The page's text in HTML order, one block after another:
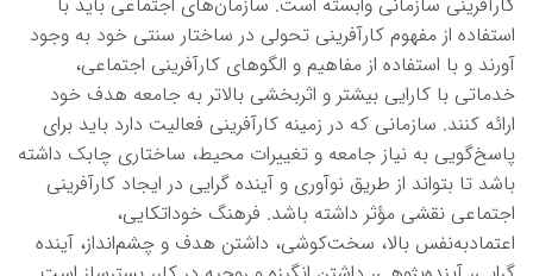
استفاده از مفهوم کارآفرینی تحولی در ساختار سنتی خود به وجود
آورند و با استفاده از مفاهیم و الگوهای کارآفرینی اجتماعی،
خدماتی با کارایی بیشتر و اثربخشی بالاتر به جامعه هدف خود
ارائه کنند. سازمانی که در زمینه کارآفرینی فعالیت دارد باید برای
پاسخ‌گویی به نیاز جامعه و تغییرات محیط، ساختاری چابک داشته
باشد تا بتواند از طریق نوآوری و آینده گرایی در ایجاد کارآفرینی
اجتماعی نقشی مؤثر داشته باشد. فرهنگ خوداتکایی،
اعتمادبه‌نفس بالا، سخت‌کوشی، داشتن هدف و چشم‌انداز، آینده